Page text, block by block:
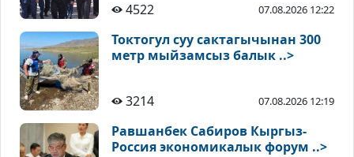
4522 07.08.2026 12:22
Токтогул суу сактагычынан 300
метр мыйзамсыз балык ..>
3214 07.08.2026 12:19
Равшанбек Сабиров Кыргыз-
Россия экономикалык форум ..>